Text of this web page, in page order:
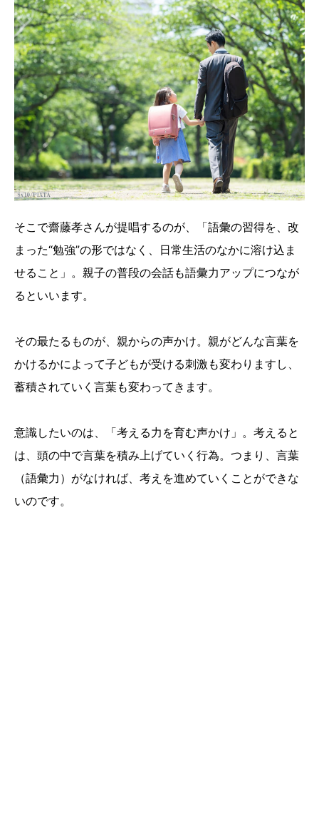
そこで齋藤孝さんが提唱するのが、「語彙の習得を、改
まった“勉強”の形ではなく、日常生活のなかに溶け込ま
せること」。親子の普段の会話も語彙力アップにつなが
るといいます。
その最たるものが、親からの声かけ。親がどんな言葉を
かけるかによって子どもが受ける刺激も変わりますし、
蓄積されていく言葉も変わってきます。
意識したいのは、「考える力を育む声かけ」。考えると
は、頭の中で言葉を積み上げていく行為。つまり、言葉
（語彙力）がなければ、考えを進めていくことができな
いのです。